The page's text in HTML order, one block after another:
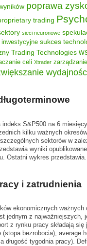
poprawa
trading
sieci neuronowe
sukces
Trading Technologies
celi Xtrader
S&P500 na 6
kilku ważnych
sektorów w
wyniki
Ostatni wykres przedstawia…
i zatrudnienia
ekonomicznych ważnych
jednym z najważniejszych,
z rynku pracy składają
bezrobocia), average
długość tygodnia pracy).